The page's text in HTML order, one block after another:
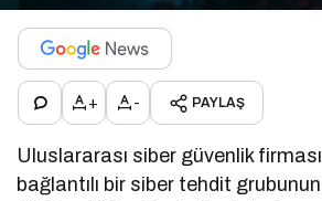
+ - PAYLAŞ
Uluslararası siber güvenlik
bağlantılı bir siber tehdit